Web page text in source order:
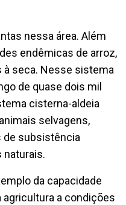
nessa área. Além
endêmicas de arroz,
seca. Nesse sistema
de quase dois mil
cisterna-aldeia
selvagens,
de subsistência
da capacidade
agricultura a condições